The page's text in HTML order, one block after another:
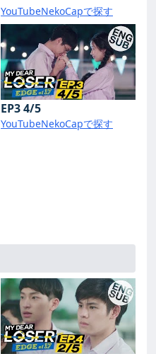
YouTubeNekoCapで探す
EP3 4/5
YouTubeNekoCapで探す